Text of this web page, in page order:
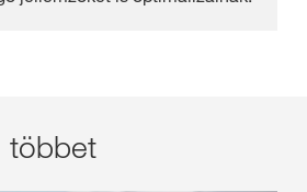
többet